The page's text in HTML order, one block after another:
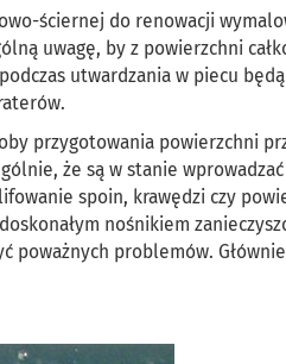
ściernej do renowacji
uwagę, by z powierzchni
utwardzania w piecu
przygotowania powierzchni
że są w stanie
spoin, krawędzi czy
nośnikiem
poważnych problemów.